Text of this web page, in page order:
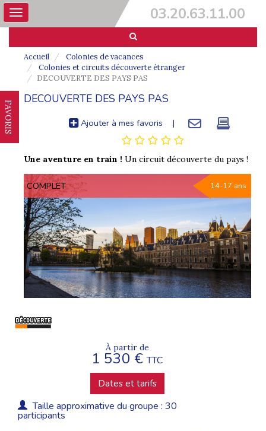
03.20.63.11.00
Toggle
navigation
FAVORIS
Accueil
Colonies de vacances
Colonies et circuits découverte étranger
DECOUVERTE DES PAYS PAS
DECOUVERTE DES PAYS PAS
Ajouter à mes favoris |
Une aventure en train ! Un circuit découverte du pays !
COMPLET 14-17 ans
À partir de
1 530 €TTC
Dates et tarifs
Taille approximative du groupe : 30
participants